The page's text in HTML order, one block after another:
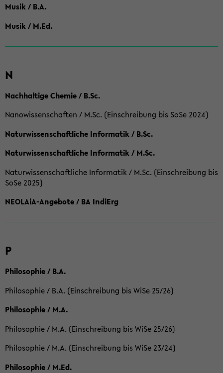
Musik / B.A.
Musik / M.Ed.
N
Nachhaltige Chemie / B.Sc.
Nanowissenschaften / M.Sc. (Einschreibung bis SoSe 2024)
Naturwissenschaftliche Informatik / B.Sc.
Naturwissenschaftliche Informatik / M.Sc.
Naturwissenschaftliche Informatik / M.Sc. (Einschreibung bis
SoSe 2025)
NEOLAiA-Angebote / BA IndiErg
P
Philosophie / B.A.
Philosophie / B.A. (Einschreibung bis WiSe 25/26)
Philosophie / M.A.
Philosophie / M.A. (Einschreibung bis WiSe 25/26)
Philosophie / M.A. (Einschreibung bis WiSe 23/24)
Philosophie / M.Ed.